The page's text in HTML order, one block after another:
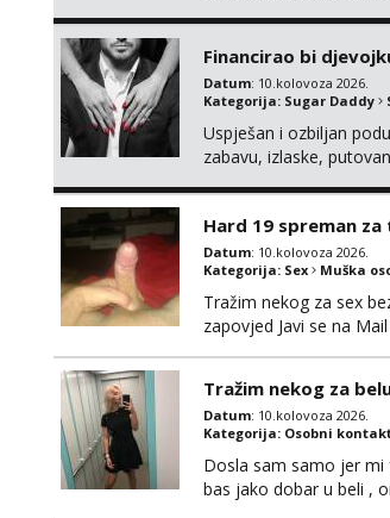
Financirao bi
Datum: 10.kolovoza 2026.
Kategorija: Sugar Daddy
Uspješan i ozbiljan
zabavu, izlaske,
Hard 19 spreman
Datum: 10.kolovoza 2026.
Kategorija: Sex Muška
Tražim nekog za sex
zapovjed Javi se na
Tražim nekog za
Datum: 10.kolovoza 2026.
Kategorija: Osobni
Dosla sam samo jer mi
bas jako dobar u beli ,